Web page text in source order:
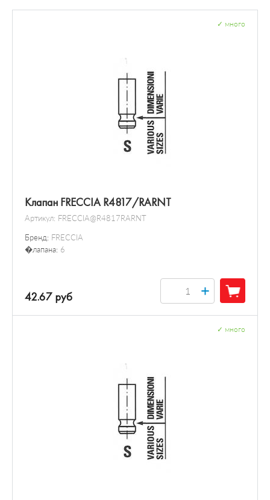
Клапан FRECCIA R4817/RARNT
Артикул: FRECCIA@R4817RARNT
Бренд: FRECCIA
�лапана: 6
много
42.67 руб +
много